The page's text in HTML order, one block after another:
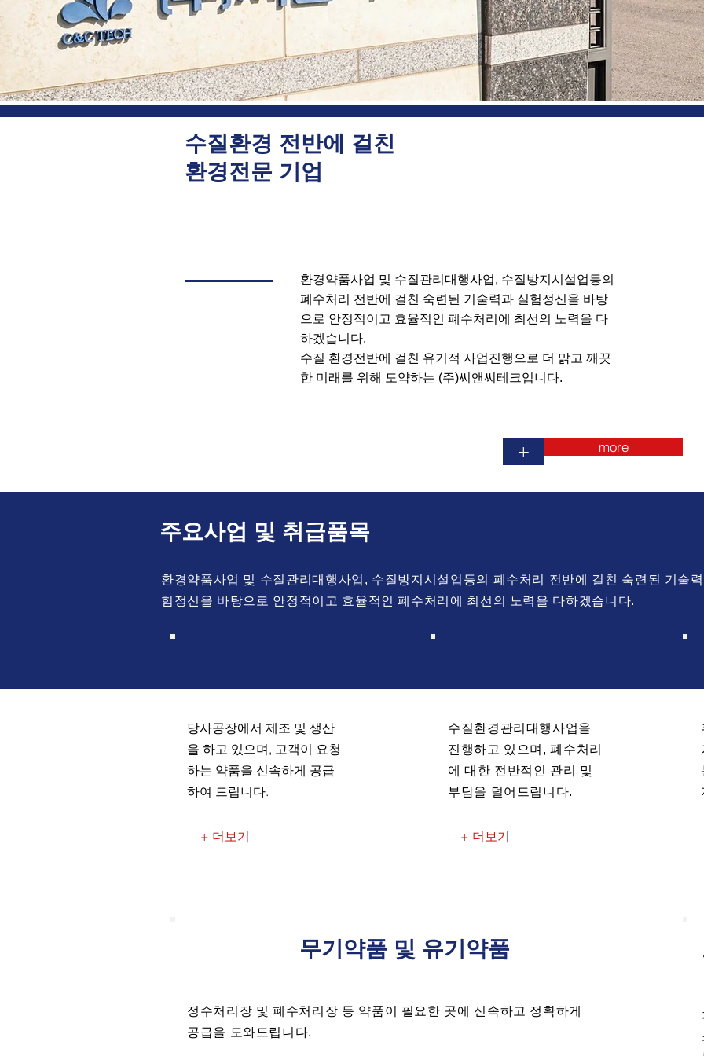
+ more
수질환경 전반에 걸친
​환경전문 기업
환경약품사업 및 수질관리대행사업, 수질방지시설업등의
폐수처리 전반에 걸친 숙련된 기술력과 실험정신을 바탕
으로 안정적이고 효율적인 폐수처리에 최선의 노력을 다
하겠습니다.
​수질 환경전반에 걸친 유기적 사업진행으로 더 맑고 깨끗
한 미래를 위해 도약하는 (주)씨앤씨테크입니다.
주요사업 및 취급품목
환경약품사업 및 수질관리대행사업, 수질방지시설업등의 폐수처리 전반에 걸친 숙련된 기술
험정신을 바탕으로 안정적이고 효율적인 폐수처리에 최선의 노력을 다하겠습니다.
​당사공장에서 제조 및 생산
을 하고 있으며, 고객이 요청
하는 약품을 신속하게 공급
하여 드립니다.
+ 더보기
​무기약품 및 유기약품
정수처리장 및 폐수처리장 등 약품이 필요한 곳에 신속하고 정확하게
​공급을 도와드립니다.
수질환경관리대행사업을
진행하고 있으며, 폐수처리
에 대한 전반적인 관리 및
부담을 덜어드립니다.
+ 더보기